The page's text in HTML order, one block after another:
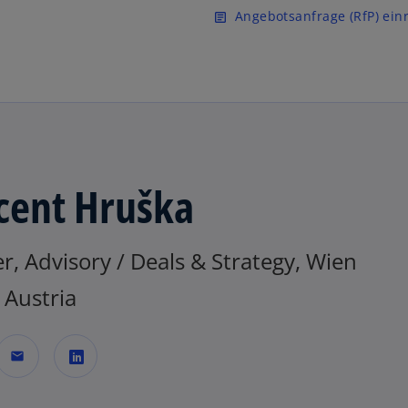
Zurück zur Inhaltsseite
article Angebotsanfrage (RfP)
Hruška
Advisory / Deals & Strategy, Wien
Austria
mail